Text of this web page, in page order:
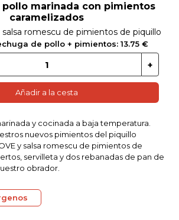
pollo marinada con pimientos
caramelizados
romescu de pimientos de piquillo
de pollo + pimientos: 13.75 €
Añadir a la cesta
y cocinada a baja temperatura.
nuevos pimientos del piquillo
y salsa romescu de pimientos de
servilleta y dos rebanadas de pan de
obrador.